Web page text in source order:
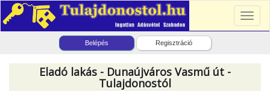
Belépés Regisztráció
Eladó lakás - Dunaújváros Vasmű út -
Tulajdonostól